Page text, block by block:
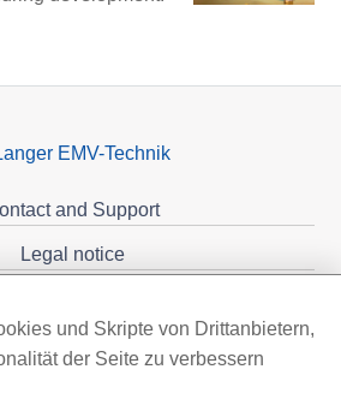
EMV-Technik
and Support
Legal notice
und Skripte von Drittanbietern,
der Seite zu verbessern